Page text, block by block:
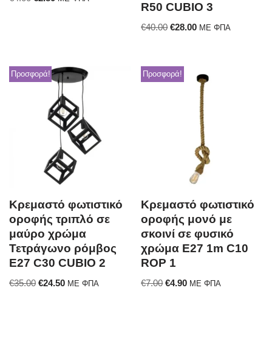
R50 CUBIO 3
€40.00 €28.00 ΜΕ ΦΠΑ
Προσφορά!
Κρεμαστό φωτιστικό
οροφής τριπλό σε
μαύρο χρώμα
Τετράγωνο ρόμβος
E27 C30 CUBIO 2
€35.00 €24.50 ΜΕ ΦΠΑ
Προσφορά!
Κρεμαστό φωτιστικό
οροφής μονό με
σκοινί σε φυσικό
χρώμα E27 1m C10
ROP 1
€7.00 €4.90 ΜΕ ΦΠΑ